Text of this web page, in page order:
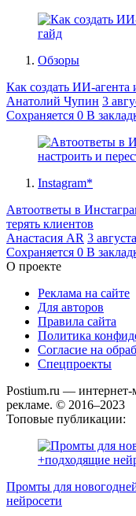
Обзоры
Как создать ИИ-
Анатолий Чупин 3
Сохраняется 0 В
Instagram*
Автоответы в
терять клиентов
Анастасия AR 3
Сохраняется 0 В
О проекте
Реклама на сайте
Для авторов
Правила сайта
Политика
Согласие на
Спецпроекты
Postium.ru — интернет-
рекламе. © 2016–2023
Топовые публикации:
Промты для
нейросети